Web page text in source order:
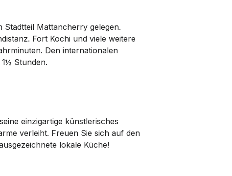
Stadtteil Mattancherry gelegen.
Fort Kochi und viele weitere
Den internationalen
Stunden.
einzigartige künstlerisches
verleiht. Freuen Sie sich auf den
lokale Küche!